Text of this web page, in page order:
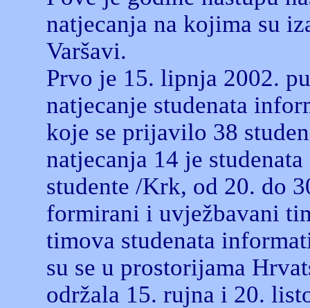
natjecanja na kojima su
Varšavi.
Prvo je 15. lipnja 2002.
natjecanje studenata
koje se prijavilo 38
natjecanja 14 je
studente /Krk, od 20. do
formirani i uvježbavani
timova studenata
su se u prostorijama
održala 15. rujna i 20.